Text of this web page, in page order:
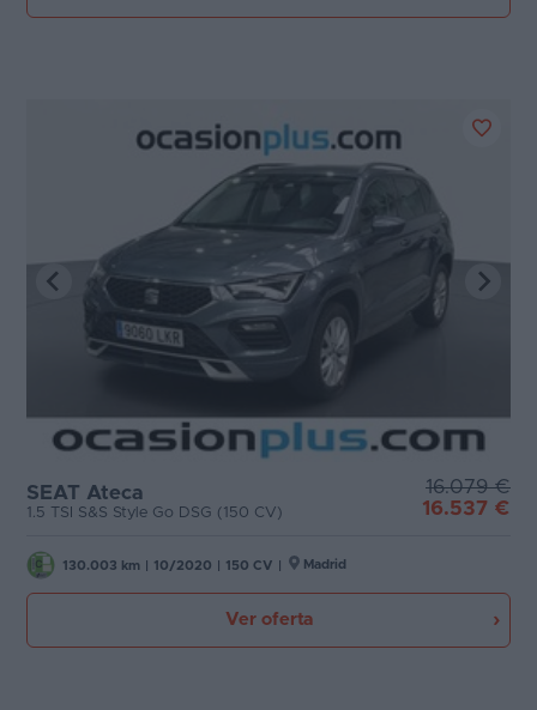
SEAT Ateca
1.5 TSI S&S Style Go DSG (150 CV)
16.079 €
16.537 €
130.003 km 10/2020 150 CV Madrid
Ver oferta